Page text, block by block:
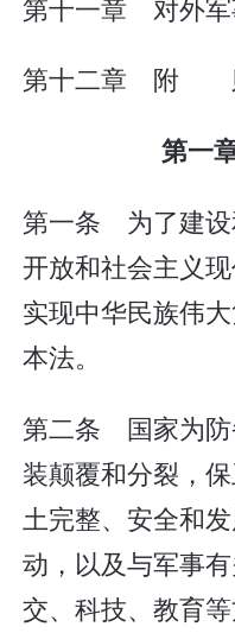
第十一章 对外军
第十二章 附
第
第一条 为了建设
开放和社会主义
实现中华民族伟
本法。
第二条 国家为防
装颠覆和分裂，
土完整、安全和
动，以及与军事
交、科技、教育